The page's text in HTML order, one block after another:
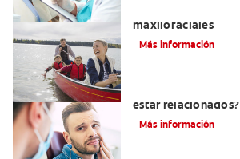
maxilofaciales
Más información
estar relacionados?
Más información